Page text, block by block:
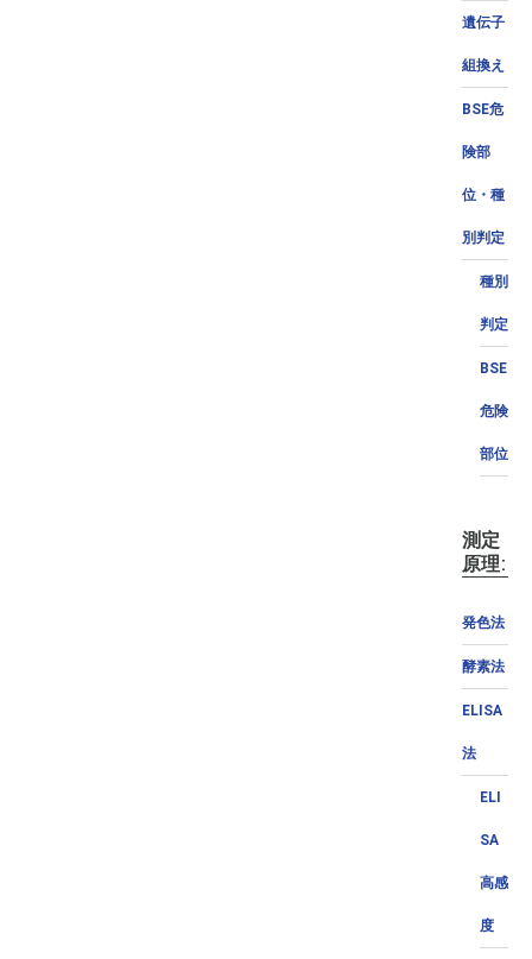
遺伝子
組換え
BSE危
険部
位・種
別判定
種別
判定
BSE
危険
部位
測定
原理:
発色法
酵素法
ELISA
法
ELI
SA
高感
度